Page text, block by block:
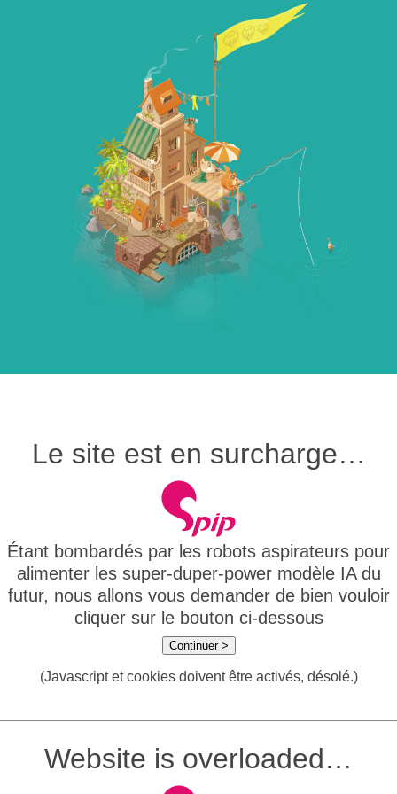
Le site est en surcharge…
Étant bombardés par les robots aspirateurs pour
alimenter les super-duper-power modèle IA du
futur, nous allons vous demander de bien vouloir
cliquer sur le bouton ci-dessous
Continuer >
(Javascript et cookies doivent être activés, désolé.)
Website is overloaded…